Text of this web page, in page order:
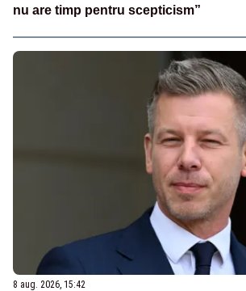
nu are timp pentru scepticism”
8 aug. 2026, 15:42